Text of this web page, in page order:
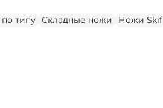
типу Складные ножи
Ножи Skif